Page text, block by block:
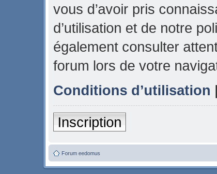
vous d’avoir pris
d’utilisation et de notre
également consulter
forum lors de votre
Conditions d’utilisation
Inscription
Forum eedomus